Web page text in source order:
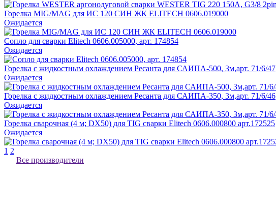
Горелка MIG/MAG для ИС 120 СИН ЖК ELITECH 0606.019000
Ожидается
Сопло для сварки Elitech 0606.005000, арт. 174854
Ожидается
Горелка с жидкостным охлаждением Ресанта для САИПА-500, 3м,арт. 71/6/47
Ожидается
Горелка с жидкостным охлаждением Ресанта для САИПА-350, 3м,арт. 71/6/46
Ожидается
Горелка сварочная (4 м; DX50) для TIG сварки Elitech 0606.000800 арт.172525
Ожидается
1 2
Все производители